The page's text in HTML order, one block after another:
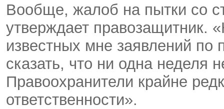
Вообще, жалоб на пытки со
утверждает правозащитник.
известных мне заявлений по
сказать, что ни одна неделя
Правоохранители крайне
ответственности».